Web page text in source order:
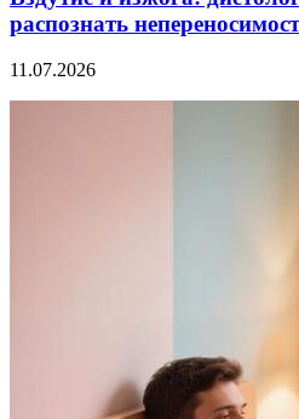
распознать
11.07.2026